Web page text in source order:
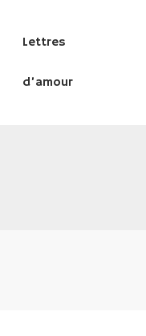
Lettres
d’amour